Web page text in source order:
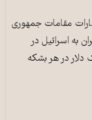
مقامات جمهوری
به اسرائیل در
دلار در هر بشکه